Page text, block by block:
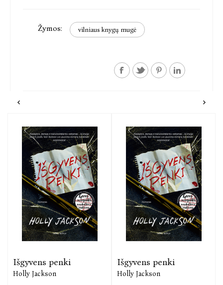
Žymos: vilniaus knygų mugė
Išgyvens penki
Holly Jackson
Išgyvens penki
Holly Jackson